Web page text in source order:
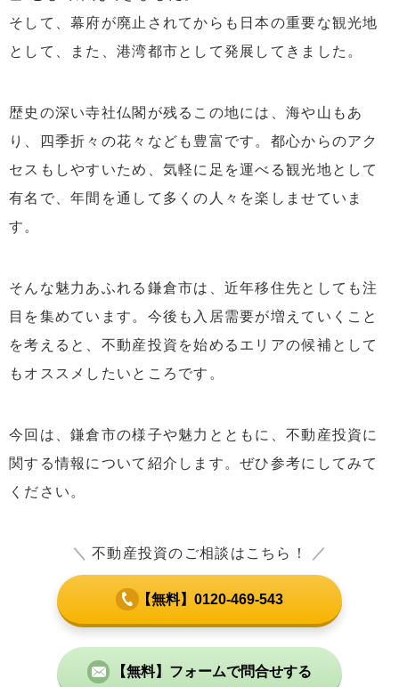
そして、幕府が廃止されてからも日本の重要な観光地
として、また、港湾都市として発展してきました。
歴史の深い寺社仏閣が残るこの地には、海や山もあ
り、四季折々の花々なども豊富です。都心からのアク
セスもしやすいため、気軽に足を運べる観光地として
有名で、年間を通して多くの人々を楽しませていま
す。
そんな魅力あふれる鎌倉市は、近年移住先としても注
目を集めています。今後も入居需要が増えていくこと
を考えると、不動産投資を始めるエリアの候補として
もオススメしたいところです。
今回は、鎌倉市の様子や魅力とともに、不動産投資に
関する情報について紹介します。ぜひ参考にしてみて
ください。
＼ 不動産投資のご相談はこちら！ ／
【無料】0120-469-543
【無料】フォームで問合せする